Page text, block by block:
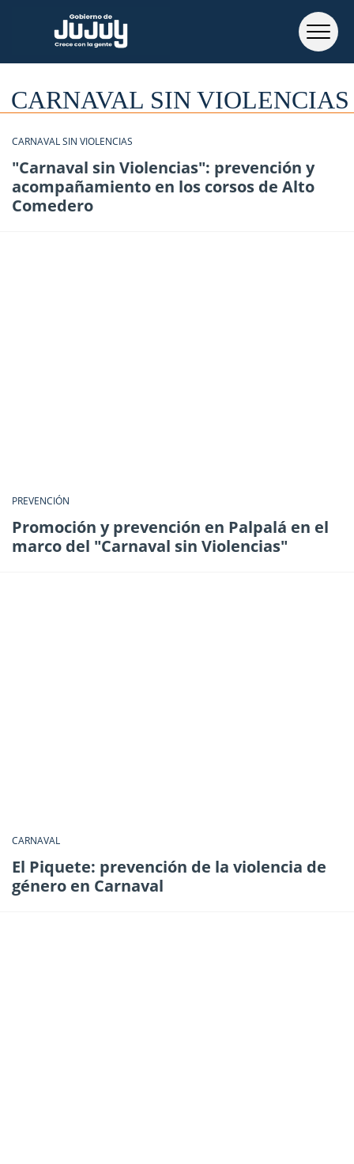
CARNAVAL SIN VIOLENCIAS
CARNAVAL SIN VIOLENCIAS
"Carnaval sin Violencias": prevención y
acompañamiento en los corsos de Alto
Comedero
PREVENCIÓN
Promoción y prevención en Palpalá en el
marco del "Carnaval sin Violencias"
CARNAVAL
El Piquete: prevención de la violencia de
género en Carnaval